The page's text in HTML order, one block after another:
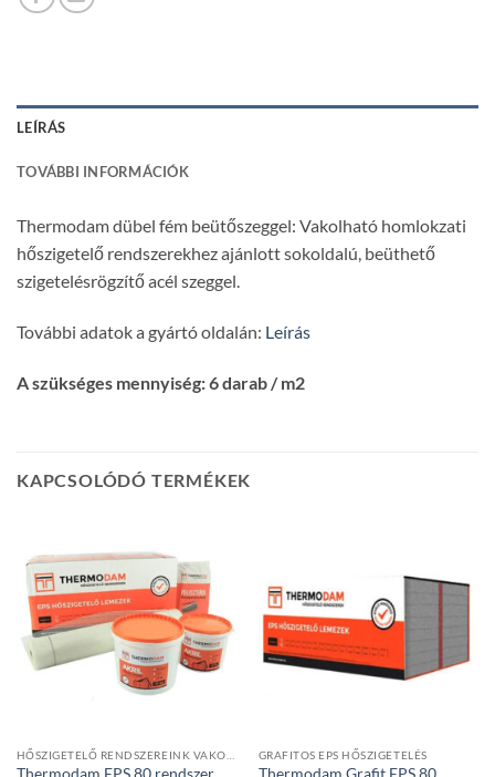
LEÍRÁS
TOVÁBBI INFORMÁCIÓK
Thermodam dübel fém beütőszeggel: Vakolható homlokzati
hőszigetelő rendszerekhez ajánlott sokoldalú, beüthető
szigetelésrögzítő acél szeggel.
További adatok a gyártó oldalán: Leírás
A szükséges mennyiség: 6 darab / m2
KAPCSOLÓDÓ TERMÉKEK
HŐSZIGETELŐ RENDSZEREINK VAKOLATTAL GRAFITOS EPS HŐSZIGETELÉS